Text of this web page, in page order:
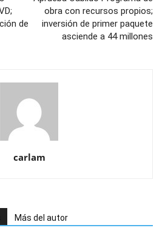
de
obra con recursos propios;
inversión de primer paquete
asciende a 44 millones
carlam
Más del autor